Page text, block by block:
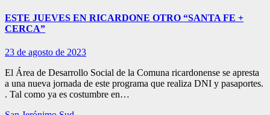
ESTE JUEVES EN RICARDONE OTRO “SANTA FE +
CERCA”
23 de agosto de 2023
El Área de Desarrollo Social de la Comuna ricardonense se apresta
a una nueva jornada de este programa que realiza DNI y pasaportes.
. Tal como ya es costumbre en…